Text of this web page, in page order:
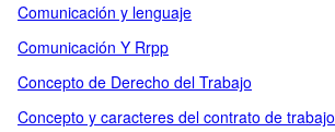
Comunicación y lenguaje
Comunicación Y Rrpp
Concepto de Derecho del Trabajo
Concepto y caracteres del contrato de trabajo